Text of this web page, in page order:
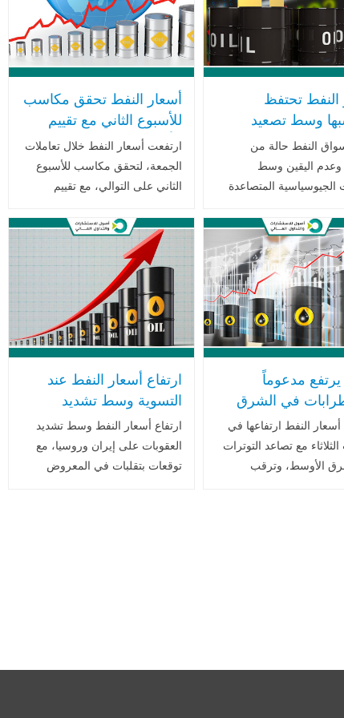
النفط تحتفظ
وسط تصعيد
للعقوبات على
النفط حالة من
وعدم اليقين وسط
الجيوسياسية المتصاعدة
المتحدة بقيادة
ترامب. .. اقرأ
أسعار النفط تحقق مكاسب
للأسبوع الثاني مع تقييم
الأسواق لتجدد التوترات
الجيوسياسية
ارتفعت أسعار النفط خلال تعاملات
الجمعة، لتحقق مكاسب للأسبوع
الثاني على التوالي، مع تقييم
الجيوسياسية في الشرق الأوسط
وعند التسوية، صعدت أسعار العقود
الآجلة .. اقرأ المزيد
يرتفع مدعوماً
في الشرق
وخطط التحفيز
في الصين
النفط ارتفاعها في
مع تصاعد التوترات
الأوسط، وترقب
ارتفاع أسعار النفط عند
التسوية وسط تشديد
العقوبات الأمريكية
وتوقعات الأسواق
ارتفاع أسعار النفط وسط تشديد
العقوبات على إيران وروسيا، مع
توقعات بتقلبات في المعروض